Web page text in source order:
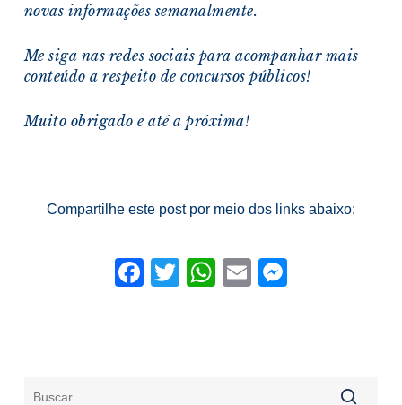
novas informações semanalmente.
Me siga nas redes sociais para acompanhar mais
conteúdo a respeito de concursos públicos!
Muito obrigado e até a próxima!
Compartilhe este post por meio dos links abaixo:
Facebook
TwitterWhatsApp
Email